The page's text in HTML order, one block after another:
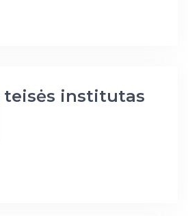
teisės institutas